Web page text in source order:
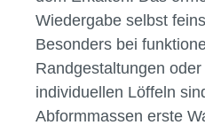
In der Zahnarztpraxis
sind
unverzichtbar, wenn es
reproduzierbare
Materialien bieten eine